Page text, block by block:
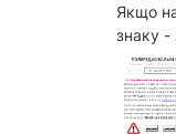
Якщо
знаку -